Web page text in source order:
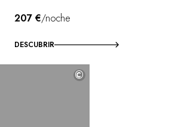
207 €/noche
DESCUBRIR
©